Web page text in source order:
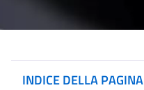
INDICE DELLA PAGINA